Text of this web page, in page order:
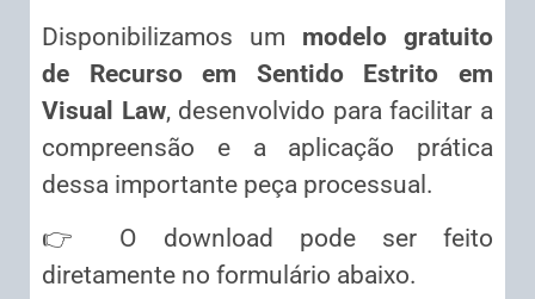
Disponibilizamos um modelo gratuito
de Recurso em Sentido Estrito em
Visual Law, desenvolvido para facilitar a
compreensão e a aplicação prática
dessa importante peça processual.
👉 O download pode ser feito
diretamente no formulário abaixo.